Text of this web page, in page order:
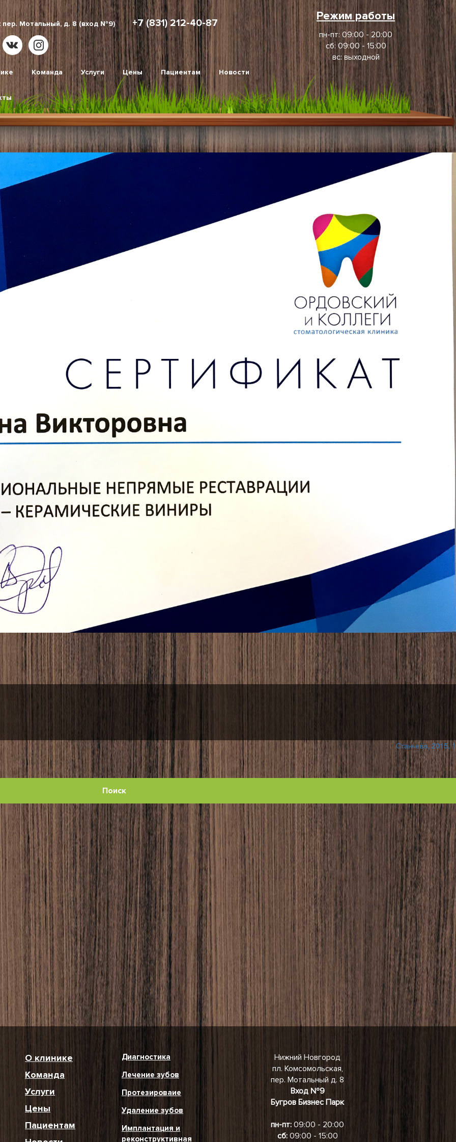
пер. Мотальный, д. 8 (вход №9) +7 (831) 212-40-87
Команда Услуги Цены Пациентам Новости
Режим работы
пн-пт: 09:00 - 20:00
сб: 09:00 - 15:00
вс: выходной
Станчева, 2015, 1
О клинике
Команда
Услуги
Цены
Пациентам
Диагностика
Лечение зубов
Протезироваие
Удаление зубов
Имплантация и
реконструктивная
Нижний Новгород
пл. Комсомольская,
пер. Мотальный д. 8
Вход №9
Бугров Бизнес Парк
пн-пт: 09:00 - 20:00
сб:09:00 - 15:00